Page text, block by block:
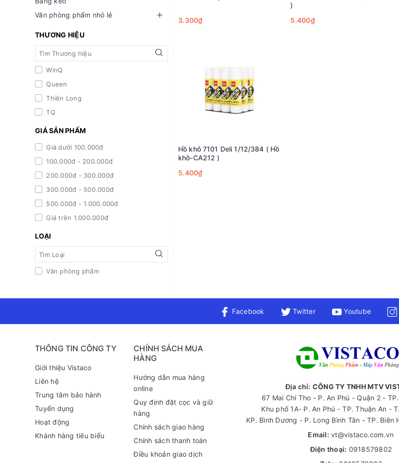
Văn phòng phẩm nhỏ lẻ
THƯƠNG HIỆU
WinQ
Queen
Thiên Long
TQ
GIÁ SẢN PHẨM
Giá dưới 100.000đ
100.000đ - 200.000đ
200.000đ - 300.000đ
300.000đ - 500.000đ
500.000đ - 1.000.000đ
Giá trên 1.000.000đ
LOẠI
Văn phòng phẩm
3.300₫
)
5.400₫
Hồ khô 7101 Deli 1/12/384 ( Hồ
khô-CA212 )
5.400₫
Facebook Twitter Youtube
THÔNG TIN CÔNG TY
Giới thiệu Vistaco
Liên hệ
Trung tâm bảo hành
Tuyển dụng
Hoạt động
Khánh hàng tiêu biểu
CHÍNH SÁCH MUA
HÀNG
Hướng dẫn mua hàng
online
Quy định đặt cọc và giữ
hàng
Chính sách giao hàng
Chính sách thanh toán
Điều khoản giao dịch
Địa chỉ: CÔNG TY TNHH MTV
67 Mai Chí Tho - P. An Phú - Quận 2 -
Khu phố 1A- P. An Phú - TP. Thuận An -
KP. Bình Dương - P. Long Bình Tân - TP. Biên
Email: vt@vistaco.com.vn
Điện thoại: 0918579802